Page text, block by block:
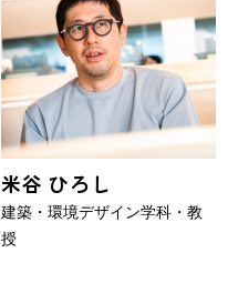
米谷 ひろし
建築・環境デザイン学科・教
授